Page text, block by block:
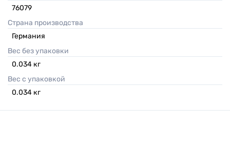
76079
Страна производства
Германия
Вес без упаковки
0.034 кг
Вес с упаковкой
0.034 кг